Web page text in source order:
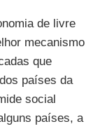
de livre
mecanismo
que
países da
social
países, a